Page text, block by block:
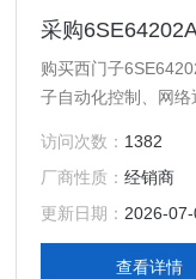
购买西门子
子自动化控制、网络
品、能源集团自动
销售西门子各系列产
网络通讯、变频电机
动 产品及高、中
访问次数： 1382
厂商性质：经销商
更新日期： 2026-07-
查看详情